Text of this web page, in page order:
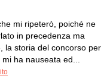
mi ripeterò, poiché ne
in precedenza ma
la storia del concorso per
ha nauseata ed...